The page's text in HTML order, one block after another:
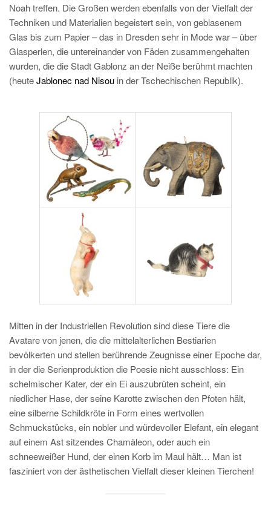
Noah treffen. Die Großen werden ebenfalls von der Vielfalt der
Techniken und Materialien begeistert sein, von geblasenem
Glas bis zum Papier – das in Dresden sehr in Mode war – über
Glasperlen, die untereinander von Fäden zusammengehalten
wurden, die die Stadt Gablonz an der Neiße berühmt machten
(heuteJablonec nad Nisou in der Tschechischen Republik).
Mitten in der Industriellen Revolution sind diese Tiere die
Avatare von jenen, die die mittelalterlichen Bestiarien
bevölkerten und stellen berührende Zeugnisse einer Epoche dar,
in der die Serienproduktion die Poesie nicht ausschloss: Ein
schelmischer Kater, der ein Ei auszubrüten scheint, ein
niedlicher Hase, der seine Karotte zwischen den Pfoten hält,
eine silberne Schildkröte in Form eines wertvollen
Schmuckstücks, ein nobler und würdevoller Elefant, ein elegant
auf einem Ast sitzendes Chamäleon, oder auch ein
schneeweißer Hund, der einen Korb im Maul hält… Man ist
fasziniert von der ästhetischen Vielfalt dieser kleinen Tierchen!